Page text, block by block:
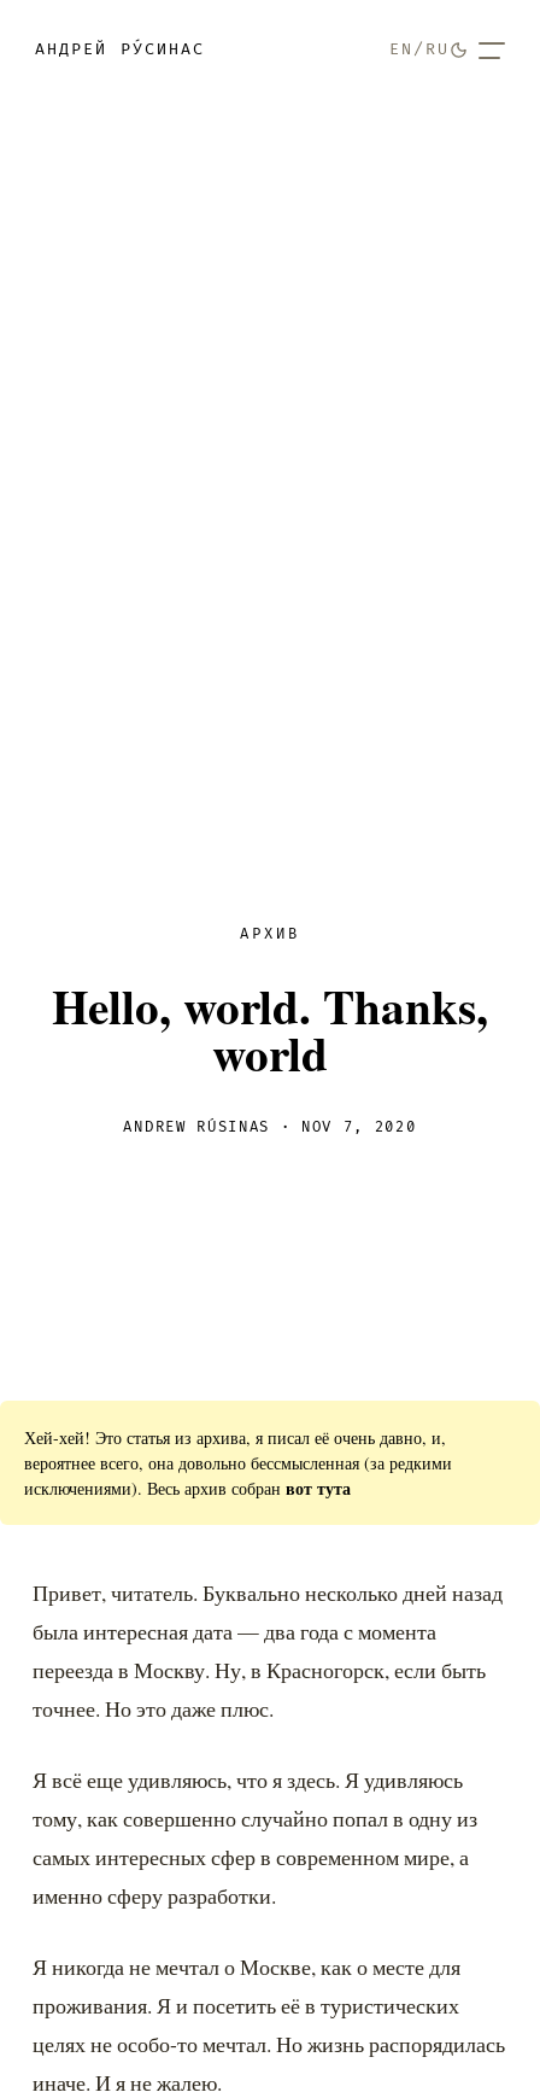
АНДРЕЙ РУ́СИНАС EN / RU
АРХИВ
Hello, world. Thanks,
world
ANDREW RÚSINAS · NOV 7, 2020
Хей-хей! Это статья из архива, я писал её очень давно, и,
вероятнее всего, она довольно бессмысленная (за редкими
исключениями). Весь архив собран вот тута
Привет, читатель. Буквально несколько дней назад
была интересная дата — два года с момента
переезда в Москву. Ну, в Красногорск, если быть
точнее. Но это даже плюс.
Я всё еще удивляюсь, что я здесь. Я удивляюсь
тому, как совершенно случайно попал в одну из
самых интересных сфер в современном мире, а
именно сферу разработки.
Я никогда не мечтал о Москве, как о месте для
проживания. Я и посетить её в туристических
целях не особо-то мечтал. Но жизнь распорядилась
иначе. И я не жалею.